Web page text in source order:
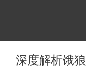
深度解析饿